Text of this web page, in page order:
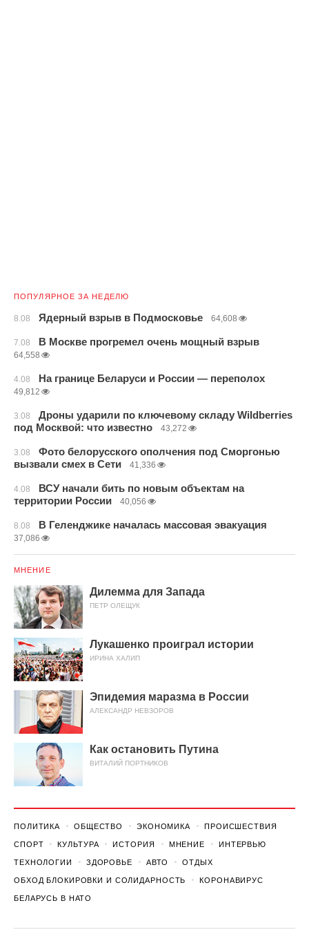
ПОПУЛЯРНОЕ ЗА НЕДЕЛЮ
8.08 Ядерный взрыв в Подмосковье 64,608
7.08 В Москве прогремел очень мощный взрыв
64,558
4.08 На границе Беларуси и России — переполох
49,812
3.08
Дроны ударили по ключевому складу Wildberries
под Москвой: что известно
43,272
3.08
Фото белорусского ополчения под Сморгонью
вызвали смех в Сети
41,336
4.08
ВСУ начали бить по новым объектам на
территории России
40,056
8.08 В Геленджике началась массовая эвакуация
37,086
МНЕНИЕ
Дилемма для Запада
ПЕТР ОЛЕЩУК
Лукашенко проиграл истории
ИРИНА ХАЛИП
Эпидемия маразма в России
АЛЕКСАНДР НЕВЗОРОВ
Как остановить Путина
ВИТАЛИЙ ПОРТНИКОВ
ПОЛИТИКА ОБЩЕСТВО ЭКОНОМИКА ПРОИСШЕСТВИЯ
СПОРТ КУЛЬТУРА ИСТОРИЯ МНЕНИЕ ИНТЕРВЬЮ
ТЕХНОЛОГИИ ЗДОРОВЬЕ АВТО ОТДЫХ
ОБХОД БЛОКИРОВКИ И СОЛИДАРНОСТЬ КОРОНАВИРУС
БЕЛАРУСЬ В НАТО